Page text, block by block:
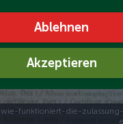
wie-funktioniert-die-
Ablehnen
Akzeptieren